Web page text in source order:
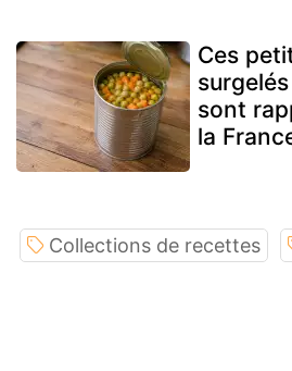
Ces
sont
la
Collections de recettes